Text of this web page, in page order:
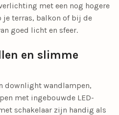
met een nog hogere
je terras, balkon of bij de
goed licht en sfeer.
en slimme
downlight wandlampen,
met ingebouwde LED-
schakelaar zijn handig als